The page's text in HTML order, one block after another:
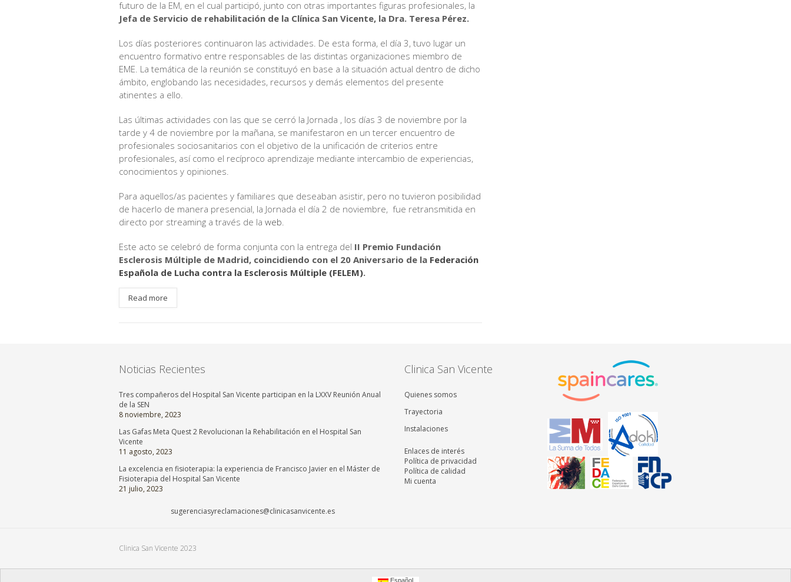
futuro de la EM, en el cual participó, junto con otras importantes figuras profesionales, la
Jefa de Servicio de rehabilitación de la Clínica San Vicente, la Dra. Teresa Pérez.
Los días posteriores continuaron las actividades. De esta forma, el día 3, tuvo lugar un
encuentro formativo entre responsables de las distintas organizaciones miembro de
EME. La temática de la reunión se constituyó en base a la situación actual dentro de dicho
ámbito, englobando las necesidades, recursos y demás elementos del presente
atinentes a ello.
Las últimas actividades con las que se cerró la Jornada , los días 3 de noviembre por la
tarde y 4 de noviembre por la mañana, se manifestaron en un tercer encuentro de
profesionales sociosanitarios con el objetivo de la unificación de criterios entre
profesionales, así como el recíproco aprendizaje mediante intercambio de experiencias,
conocimientos y opiniones.
Para aquellos/as pacientes y familiares que deseaban asistir, pero no tuvieron posibilidad
de hacerlo de manera presencial, la Jornada el día 2 de noviembre, fue retransmitida en
directo por streaming a través de la web.
Este acto se celebró de forma conjunta con la entrega del II Premio Fundación
Esclerosis Múltiple de Madrid, coincidiendo con el 20 Aniversario de la Federación
Española de Lucha contra la Esclerosis Múltiple (FELEM).
Read more
Noticias Recientes
Tres compañeros del Hospital San Vicente participan en la LXXV Reunión Anual
de la SEN
8 noviembre, 2023
Las Gafas Meta Quest 2 Revolucionan la Rehabilitación en el Hospital San
Vicente
11 agosto, 2023
La excelencia en fisioterapia: la experiencia de Francisco Javier en el Máster de
Fisioterapia del Hospital San Vicente
21 julio, 2023
sugerenciasyreclamaciones@clinicasanvicente.es
Clinica San Vicente
Quienes somos
Trayectoria
Instalaciones
Enlaces de interés
Política de privacidad
Política de calidad
Mi cuenta
Clinica San Vicente 2023
Español